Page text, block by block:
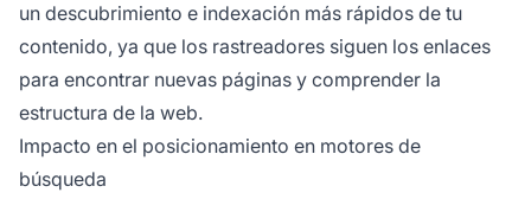
un descubrimiento e indexación más rápidos de tu
contenido, ya que los rastreadores siguen los enlaces
para encontrar nuevas páginas y comprender la
estructura de la web.
Impacto en el posicionamiento en motores de
búsqueda